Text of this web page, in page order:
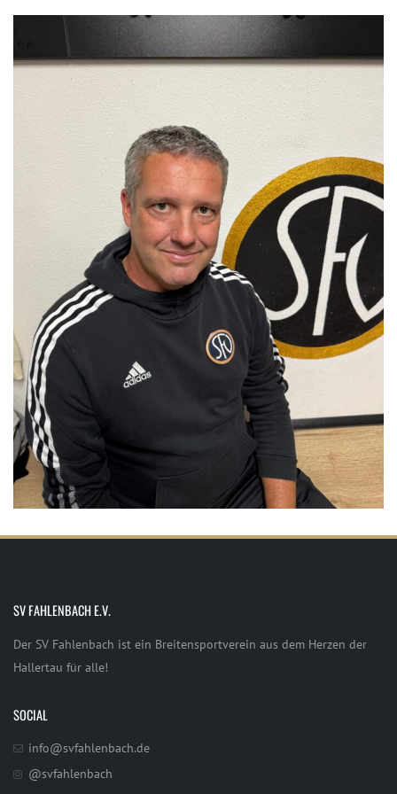
SV FAHLENBACH E.V.
Der SV Fahlenbach ist ein Breitensportverein aus dem Herzen der
Hallertau für alle!
SOCIAL
info@svfahlenbach.de
@svfahlenbach